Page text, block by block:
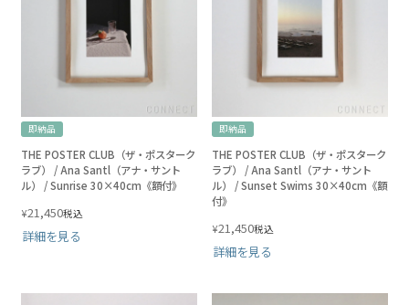
即納品
THE POSTER CLUB（ザ・ポスターク
ラブ） / Ana Santl（アナ・サント
ル） / Sunrise 30×40cm《額付》
¥21,450税込
詳細を見る
即納品
THE POSTER CLUB（ザ・ポスターク
ラブ） / Ana Santl（アナ・サント
ル） / Sunset Swims 30×40cm《額
付》
¥21,450税込
詳細を見る